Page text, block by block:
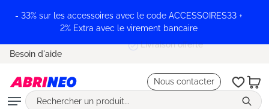
principal
- 33% sur les accessoires avec le code ACCESSOIRES33 +
2% Extra avec le virement bancaire
Besoin d'aide Livraison offerte
Nous contacter